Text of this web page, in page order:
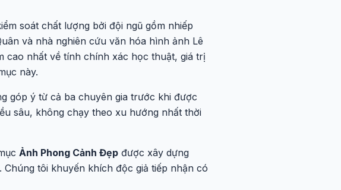
soát chất lượng bởi đội ngũ gồm nhiếp
và nhà nghiên cứu văn hóa hình ảnh Lê
cao nhất về tính chính xác học thuật, giá trị
này.
góp ý từ cả ba chuyên gia trước khi được
sâu, không chạy theo xu hướng nhất thời
Ảnh Phong Cảnh Đẹp được xây dựng
tôi khuyến khích độc giả tiếp nhận có